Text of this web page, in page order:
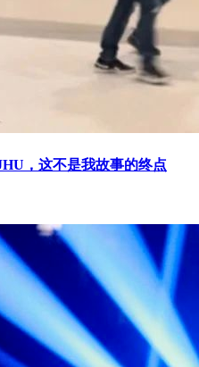
，这不是我故事的终点